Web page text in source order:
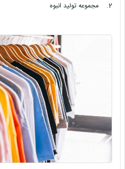
2.
مجموعه تولید انبوه